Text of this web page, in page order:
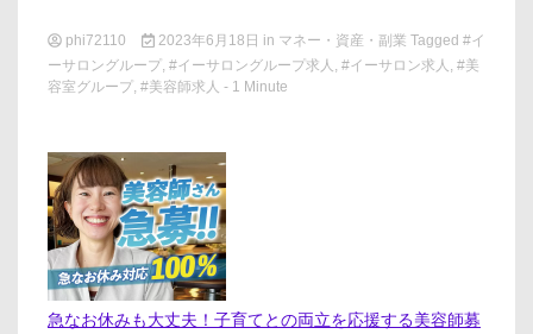
phi72110 2023年6月18日 in マネー・資産・副業 Tagged #イ
ーサロングループ, #イーサロングループ求人 , #イーサロン求人 , #美
容室グループ, #美容師求人 - 1 Minute
急なお休みも大丈夫！子育てとの両立を応援する美容師募